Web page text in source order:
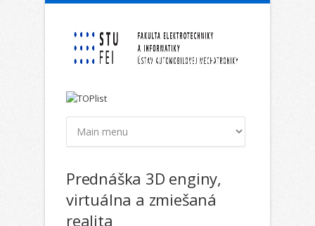
Skočiť na hlavný obsah
Prednáška 3D enginy,
virtuálna a zmiešaná
realita